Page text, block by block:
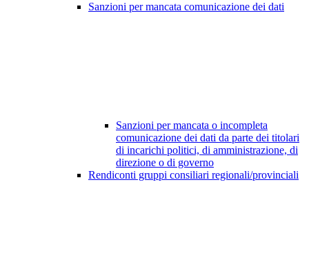
Sanzioni per mancata comunicazione dei dati
Sanzioni per mancata o incompleta
comunicazione dei dati da parte dei titolari
di incarichi politici, di amministrazione, di
direzione o di governo
Rendiconti gruppi consiliari regionali/provinciali